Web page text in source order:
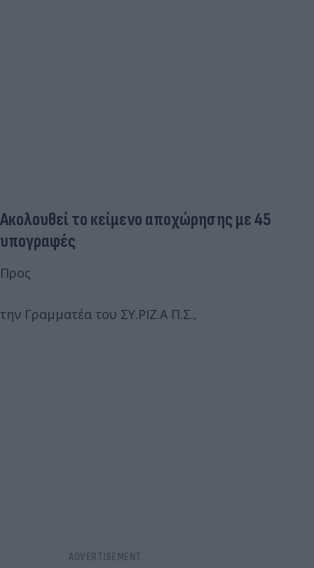
Ακολουθεί το κείμενο αποχώρησης με 45
υπογραφές
Προς
την Γραμματέα του ΣΥ.ΡΙΖ.Α Π.Σ.,